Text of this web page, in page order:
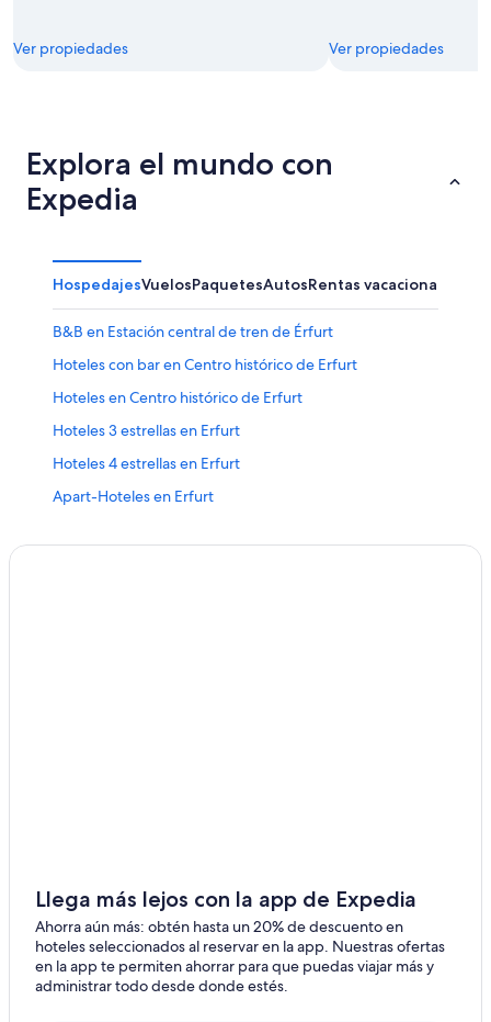
Ver propiedades Ver propiedades
Explora el mundo con
Expedia
HospedajesVuelosPaquetesAutosRentas vacacionales
B&B en Estación central de tren de Érfurt
Hoteles con bar en Centro histórico de Erfurt
Hoteles en Centro histórico de Erfurt
Hoteles 3 estrellas en Erfurt
Hoteles 4 estrellas en Erfurt
Apart-Hoteles en Erfurt
Hoteles de senderismo en Erfurt
Hoteles de Victor's en Erfurt
Hoteles en Erfurt
Moteles en Erfurt
Llega más lejos con la app de Expedia
Ahorra aún más: obtén hasta un 20% de descuento en
hoteles seleccionados al reservar en la app. Nuestras ofertas
en la app te permiten ahorrar para que puedas viajar más y
administrar todo desde donde estés.